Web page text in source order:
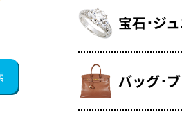
宝石･ジ
バッグ･